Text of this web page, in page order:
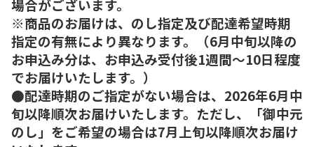
場合がございます。
※商品のお届けは、のし指定及び配達希望時期
指定の有無により異なります。（6月中旬以降の
お申込み分は、お申込み受付後1週間～10日程度
でお届けいたします。）
●配達時期のご指定がない場合は、2026年6月中
旬以降順次お届けいたします。ただし、「御中元
のし」をご希望の場合は7月上旬以降順次お届け